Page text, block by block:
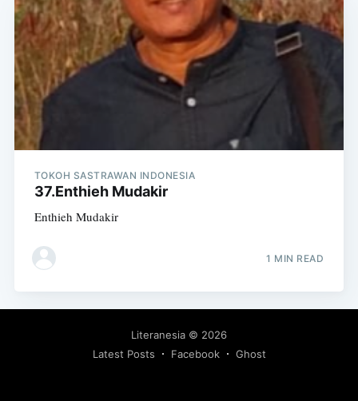
TOKOH SASTRAWAN INDONESIA
37.Enthieh Mudakir
Enthieh Mudakir
1 MIN READ
Literanesia © 2026
Latest Posts
Facebook Ghost